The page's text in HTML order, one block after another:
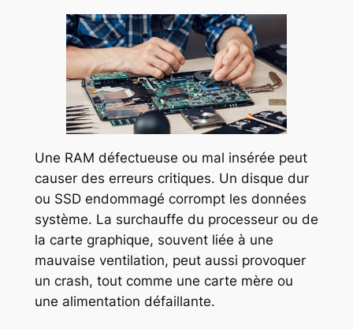
Une RAM défectueuse ou mal insérée peut
causer des erreurs critiques. Un disque dur
ou SSD endommagé corrompt les données
système. La surchauffe du processeur ou de
la carte graphique, souvent liée à une
mauvaise ventilation, peut aussi provoquer
un crash, tout comme une carte mère ou
une alimentation défaillante.